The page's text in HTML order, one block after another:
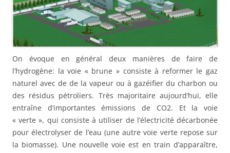
On évoque en général deux manières de faire de
l’hydrogène: la voie « brune » consiste à reformer le gaz
naturel avec de de la vapeur ou à gazéifier du charbon ou
des résidus pétroliers. Très majoritaire aujourd’hui, elle
entraîne d’importantes émissions de CO2. Et la voie
« verte », qui consiste à utiliser de l’électricité décarbonée
pour électrolyser de l’eau (une autre voie verte repose sur
la biomasse). Une nouvelle voie est en train d’apparaître,